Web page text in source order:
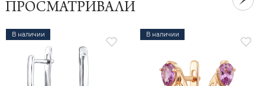
ПРОСМАТРИВАЛИ
В наличии В наличии